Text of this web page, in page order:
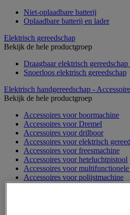
Niet-oplaadbare batterij
Oplaadbare batterij en lader
Elektrisch gereedschap
Bekijk de hele productgroep
Draagbaar elektrisch gereedschap
Snoerloos elektrisch gereedschap
Elektrisch handgereedschap -
Bekijk de hele productgroep
Accessoires voor boormachine
Accessoires voor Dremel
Accessoires voor drilboor
Accessoires voor elektrisch
Accessoires voor freesmachine
Accessoires voor heteluchtpistool
Accessoires voor multifunctionele
Accessoires voor polijstmachine
Accessoires voor schaafmachine